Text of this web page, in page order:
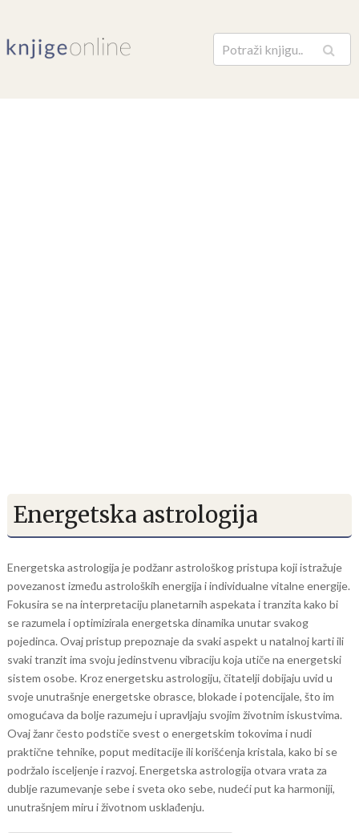
Pretraga
Energetska astrologija
Energetska astrologija je podžanr astrološkog pristupa koji istražuje
povezanost između astroloških energija i individualne vitalne energije.
Fokusira se na interpretaciju planetarnih aspekata i tranzita kako bi
se razumela i optimizirala energetska dinamika unutar svakog
pojedinca. Ovaj pristup prepoznaje da svaki aspekt u natalnoj karti ili
svaki tranzit ima svoju jedinstvenu vibraciju koja utiče na energetski
sistem osobe. Kroz energetsku astrologiju, čitatelji dobijaju uvid u
svoje unutrašnje energetske obrasce, blokade i potencijale, što im
omogućava da bolje razumeju i upravljaju svojim životnim iskustvima.
Ovaj žanr često podstiče svest o energetskim tokovima i nudi
praktične tehnike, poput meditacije ili korišćenja kristala, kako bi se
podržalo isceljenje i razvoj. Energetska astrologija otvara vrata za
dublje razumevanje sebe i sveta oko sebe, nudeći put ka harmoniji,
unutrašnjem miru i životnom usklađenju.